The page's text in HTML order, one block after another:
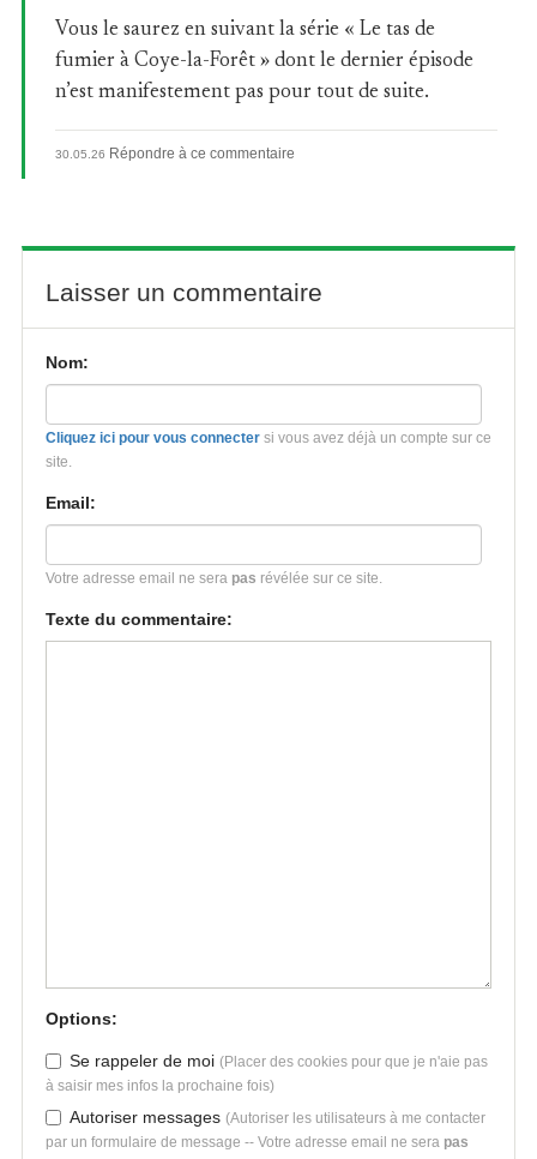
Vous le saurez en suivant la série « Le tas de
fumier à Coye-la-Forêt » dont le dernier épisode
n’est manifestement pas pour tout de suite.
30.05.26 Répondre à ce commentaire
Laisser un commentaire
Nom:
Cliquez ici pour vous connecter si vous avez déjà un compte sur ce
site.
Email:
Votre adresse email ne sera pas révélée sur ce site.
Texte du commentaire:
Options:
Se rappeler de moi (Placer des cookies pour que je n'aie pas
à saisir mes infos la prochaine fois)
Autoriser messages (Autoriser les utilisateurs à me contacter
par un formulaire de message -- Votre adresse email ne sera pas